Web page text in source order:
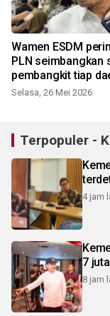
Wamen ESDM
PLN seimbangkan
pembangkit tiap
Selasa, 26 Mei 2026
Terpopuler -
4 jam
7
8 jam